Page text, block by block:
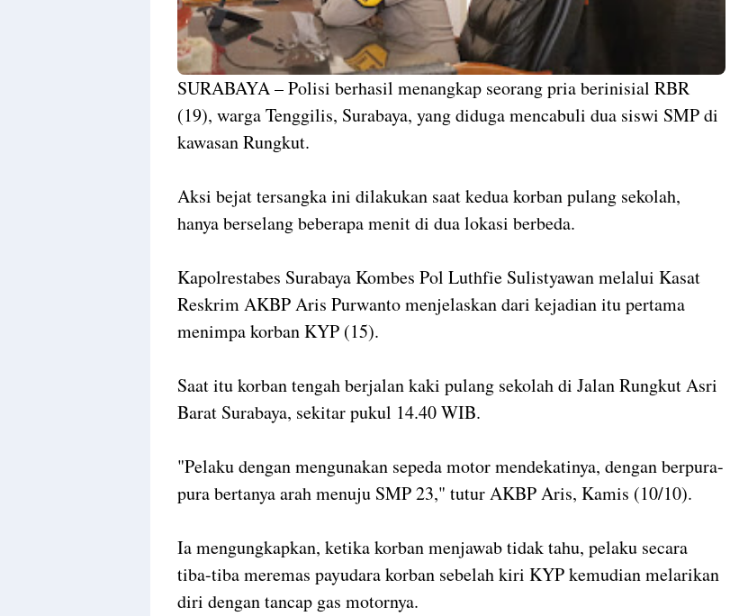
SURABAYA – Polisi berhasil menangkap seorang pria berinisial RBR
(19), warga Tenggilis, Surabaya, yang diduga mencabuli dua siswi SMP di
kawasan Rungkut.
Aksi bejat tersangka ini dilakukan saat kedua korban pulang sekolah,
hanya berselang beberapa menit di dua lokasi berbeda.
Kapolrestabes Surabaya Kombes Pol Luthfie Sulistyawan melalui Kasat
Reskrim AKBP Aris Purwanto menjelaskan dari kejadian itu pertama
menimpa korban KYP (15).
Saat itu korban tengah berjalan kaki pulang sekolah di Jalan Rungkut Asri
Barat Surabaya, sekitar pukul 14.40 WIB.
"Pelaku dengan mengunakan sepeda motor mendekatinya, dengan berpura-
pura bertanya arah menuju SMP 23," tutur AKBP Aris, Kamis (10/10).
Ia mengungkapkan, ketika korban menjawab tidak tahu, pelaku secara
tiba-tiba meremas payudara korban sebelah kiri KYP kemudian melarikan
diri dengan tancap gas motornya.